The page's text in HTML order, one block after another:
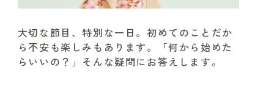
大切な節目、特別な一日。初めてのことだか
ら不安も楽しみもあります。
「何から始めた
らいいの？」そんな疑問にお答えします。